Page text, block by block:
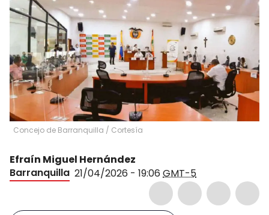
Concejo de Barranquilla / Cortesía
Efraín Miguel Hernández
Barranquilla 21/04/2026 - 19:06 GMT-5